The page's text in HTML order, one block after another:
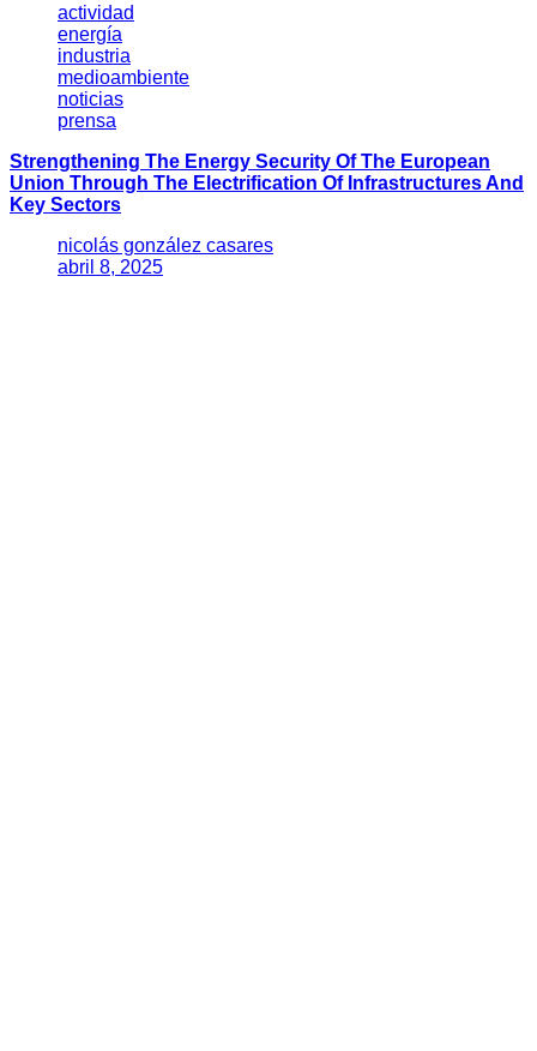
actividad
energía
industria
medioambiente
noticias
prensa
Strengthening The Energy Security Of The European
Union Through The Electrification Of Infrastructures And
Key Sectors
nicolás gonzález casares
abril 8, 2025